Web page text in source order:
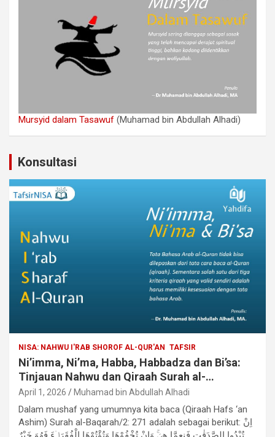
Mursyid dalam Tasawuf (Muhamad bin Abdullah Alhadi)
Konsultasi
NISA: NAHWU I'RAB SHOROF AL-QUR'AN TAFSIR
Ni’imma, Ni’ma, Habba, Habbadza dan Bi’sa:
Tinjauan Nahwu dan Qiraah Surah al-
Baqarah/2: 271
April 1, 2026 Muhamad bin Abdullah Alhadi
Dalam mushaf yang umumnya kita baca (Qiraah Hafs ‘an
Ashim) Surah al-Baqarah/2: 271 adalah sebagai berikut: اِنْ